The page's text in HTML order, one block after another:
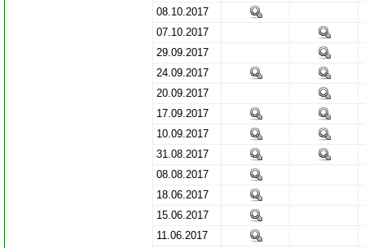
08.10.2017
07.10.2017
29.09.2017
24.09.2017
20.09.2017
17.09.2017
10.09.2017
31.08.2017
08.08.2017
18.06.2017
15.06.2017
11.06.2017